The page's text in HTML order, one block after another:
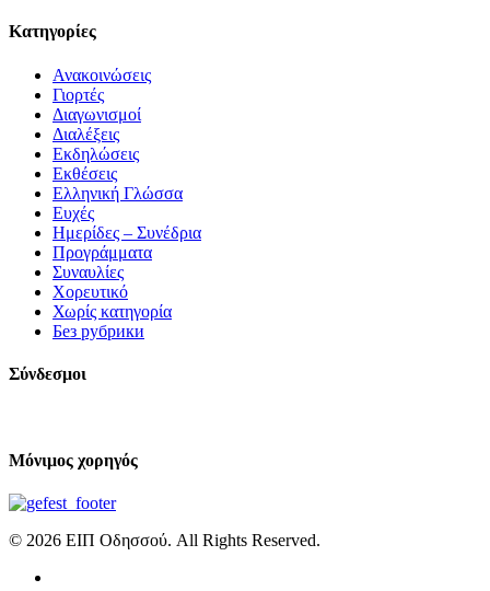
Kατηγορίες
Ανακοινώσεις
Γιορτές
Διαγωνισμοί
Διαλέξεις
Εκδηλώσεις
Εκθέσεις
Ελληνική Γλώσσα
Ευχές
Ημερίδες – Συνέδρια
Προγράμματα
Συναυλίες
Χορευτικό
Χωρίς κατηγορία
Без рубрики
Σύνδεσμοι
Μόνιμος χορηγός
© 2026 ΕΙΠ Οδησσού. All Rights Reserved.